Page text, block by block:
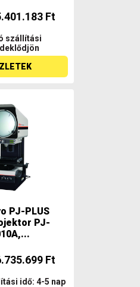
Ft
szállítási
PJ-PLUS
PJ-
Ft
idő: 4-5 nap